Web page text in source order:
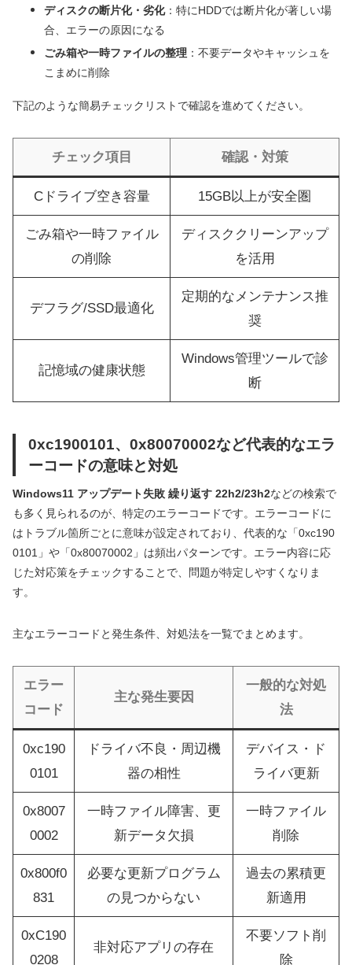
ディスクの断片化・劣化：特にHDDでは断片化が著しい場
合、エラーの原因になる
ごみ箱や一時ファイルの整理 ：不要データやキャッシュを
こまめに削除
下記のような簡易チェックリストで確認を進めてください。
チェック項目 確認・対策
Cドライブ空き容量 15GB以上が安全圏
ごみ箱や一時ファイル
の削除
ディスククリーンアップ
を活用
デフラグ/SSD最適化
定期的なメンテナンス推
奨
記憶域の健康状態
Windows管理ツールで診
断
0xc1900101、0x80070002など代表的なエラ
ーコードの意味と対処
Windows11 アップデート失敗 繰り返す 22h2/23h2などの検索で
も多く見られるのが、特定のエラーコードです。エラーコードに
はトラブル箇所ごとに意味が設定されており、代表的な「0xc190
0101」や「0x80070002」は頻出パターンです。エラー内容に応
じた対応策をチェックすることで、問題が特定しやすくなりま
す。
主なエラーコードと発生条件、対処法を一覧でまとめます。
エラー
コード
主な発生要因
一般的な対処
法
0xc190
0101
ドライバ不良・周辺機
器の相性
デバイス・ド
ライバ更新
0x8007
0002
一時ファイル障害、更
新データ欠損
一時ファイル
削除
0x800f0
831
必要な更新プログラム
の見つからない
過去の累積更
新適用
0xC190
0208
非対応アプリの存在
不要ソフト削
除